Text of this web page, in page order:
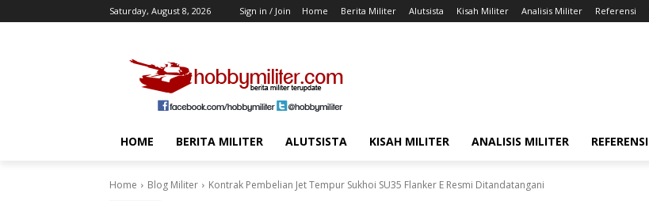
Saturday, August 8, 2026 Sign in / Join Home Berita Militer Alutsista Kisah Militer Analisis Militer Referensi
HOME BERITA MILITER ALUTSISTA KISAH MILITER ANALISIS MILITER REFERENSI
Home Blog Militer Kontrak Pembelian Jet Tempur Sukhoi SU35 Flanker E Resmi Ditandatangani